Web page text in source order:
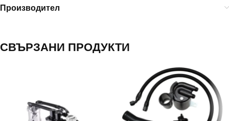
Производител
СВЪРЗАНИ ПРОДУКТИ